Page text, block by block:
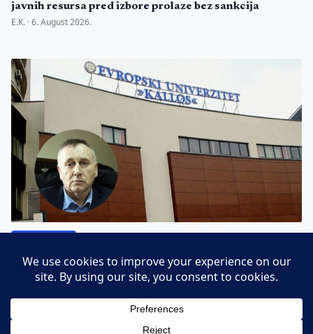
javnih resursa pred izbore prolaze bez sankcija
E.K. ·6. August 2026.
upravni spor u cjelosti, šta to znači za studente?
Kreni ·30. July 2026.